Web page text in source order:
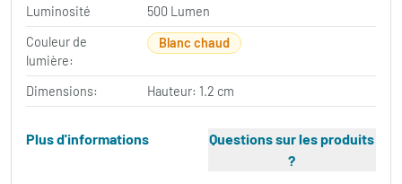
Luminosité
500 Lumen
Couleur de
lumière:
Blanc chaud
Dimensions: Hauteur: 1.2 cm
Plus d'informations
Questions sur les produits
?